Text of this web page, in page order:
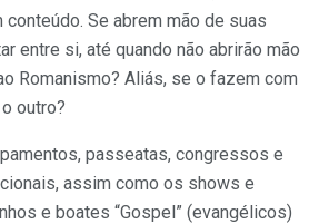
Se abrem mão de suas
entre si, até quando não abrirão mão
Romanismo? Aliás, se o fazem com
outro?
passeatas, congressos e
assim como os shows e
e boates “Gospel” (evangélicos)